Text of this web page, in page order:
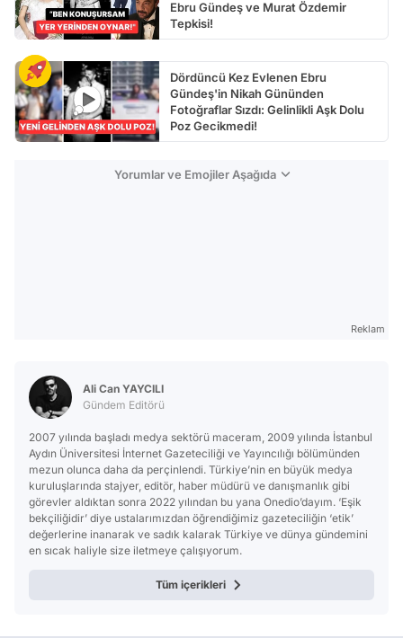
Ebru Gündeş ve Murat Özdemir
Tepkisi!
Dördüncü Kez Evlenen Ebru
Gündeş'in Nikah Gününden
Fotoğraflar Sızdı: Gelinlikli Aşk Dolu
Poz Gecikmedi!
Yorumlar ve Emojiler Aşağıda
Reklam
Ali Can YAYCILI
Gündem Editörü
2007 yılında başladı medya sektörü maceram, 2009 yılında İstanbul
Aydın Üniversitesi İnternet Gazeteciliği ve Yayıncılığı bölümünden
mezun olunca daha da perçinlendi. Türkiye’nin en büyük medya
kuruluşlarında stajyer, editör, haber müdürü ve danışmanlık gibi
görevler aldıktan sonra 2022 yılından bu yana Onedio’dayım. ‘Eşik
bekçiliğidir’ diye ustalarımızdan öğrendiğimiz gazeteciliğin ‘etik’
değerlerine inanarak ve sadık kalarak Türkiye ve dünya gündemini
en sıcak haliyle size iletmeye çalışıyorum.
Tüm içerikleri